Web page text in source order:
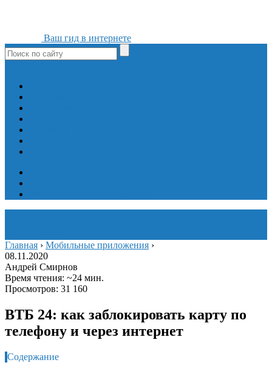
Ваш гид в интернете
Главная › Мобильные приложения ›
08.11.2020
Андрей Смирнов
Время чтения: ~24 мин.
Просмотров: 31 160
ВТБ 24: как заблокировать карту по
телефону и через интернет
Содержание